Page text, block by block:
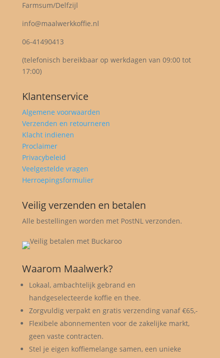
Farmsum/Delfzijl
info@maalwerkkoffie.nl
06-41490413
(telefonisch bereikbaar op werkdagen van 09:00 tot
17:00)
Klantenservice
Algemene voorwaarden
Verzenden en retourneren
Klacht indienen
Proclaimer
Privacybeleid
Veelgestelde vragen
Herroepingsformulier
Veilig verzenden en betalen
Alle bestellingen worden met PostNL verzonden.
Waarom Maalwerk?
Lokaal, ambachtelijk gebrand en
handgeselecteerde koffie en thee.
Zorgvuldig verpakt en gratis verzending vanaf €65,-
Flexibele abonnementen voor de zakelijke markt,
geen vaste contracten.
Stel je eigen koffiemelange samen, een unieke